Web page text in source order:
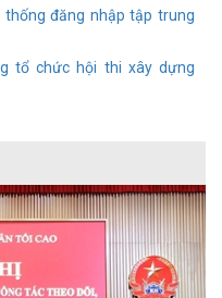
thống đăng nhập tập trung
tổ chức hội thi xây dựng